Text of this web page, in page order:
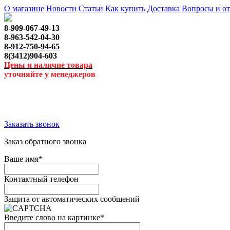
О магазине Новости Статьи Как купить Доставка Вопросы и
8-909-067-49-13
8-963-542-04-30
8-912-750-94-65
8(3412)904-603
Цены и наличие товара
уточняйте у менеджеров
Заказать звонок
Заказ обратного звонка
Ваше имя*
Контактный телефон
Защита от автоматических сообщений
Введите слово на картинке*